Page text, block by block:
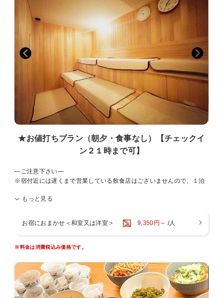
天然温泉と旬の味覚に包まれる、贅沢な時間をお過ごしください。
■□ お食事時間 □■
ご夕食（創作会席）18:00／18:30／19:00
ご朝食（和食膳） 7:30／8:00
※お時間は、チェックイン時にお選び頂けます。
※いずれも大広間にてご用意いたします。
■□ お風呂のご案内 □■
当館すぐ目の前の「別館 つくばの湯」を無料でご利用いただけます。
切家族風呂もございます（別料金／要事前予約）。
⇒筑波山行シャトルバス 約40分
⇒「筑波山神社入口」下車（当館まで約1km）
※バス停到着後お電話いただければお迎えに伺います。
★お値打ちプラン（朝夕・食事なし）【チェックイ
ン２１時まで可】
―ご注意下さい―
※宿付近には遅くまで営業している飲食店はございませんので、１泊
※【別館/日帰り】つくばの湯のレストランは、ラストオーダー17時で
のお客様、遅めのチェックインをご希望のお客様向けのプランです
■□お食事のご案内□■
ご夕食、ご朝食 ともに付いておりません
もっと見る
お宿におまかせ＜和室又は洋室＞ 9,350円～ /人
※料金は消費税込み価格です。